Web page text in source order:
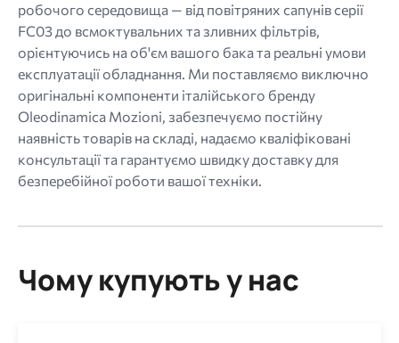
робочого середовища — від повітряних сапунів серії
FC03 до всмоктувальних та зливних фільтрів,
орієнтуючись на об'єм вашого бака та реальні умови
експлуатації обладнання. Ми поставляємо виключно
оригінальні компоненти італійського бренду
Oleodinamica Mozioni, забезпечуємо постійну
наявність товарів на складі, надаємо кваліфіковані
консультації та гарантуємо швидку доставку для
безперебійної роботи вашої техніки.
Чому купують у нас